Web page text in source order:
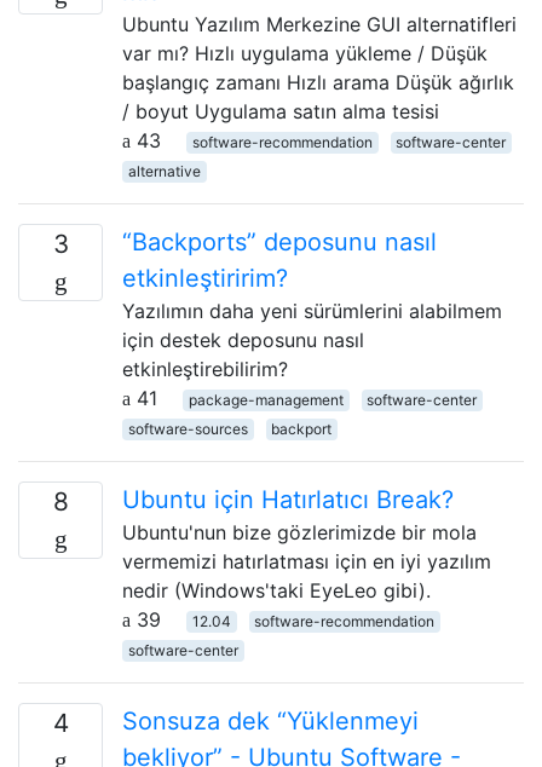
Ubuntu Yazılım Merkezine GUI alternatifleri
var mı? Hızlı uygulama yükleme / Düşük
başlangıç ​​zamanı Hızlı arama Düşük ağırlık
/ boyut Uygulama satın alma tesisi
43
software-recommendation
software-center
alternative
3
“Backports” deposunu nasıl
etkinleştiririm?
Yazılımın daha yeni sürümlerini alabilmem
için destek deposunu nasıl
etkinleştirebilirim?
41
package-management
software-center
software-sources
backport
8 Ubuntu için Hatırlatıcı Break?
Ubuntu'nun bize gözlerimizde bir mola
vermemizi hatırlatması için en iyi yazılım
nedir (Windows'taki EyeLeo gibi).
39
12.04
software-recommendation
software-center
4
Sonsuza dek “Yüklenmeyi
bekliyor” - Ubuntu Software -